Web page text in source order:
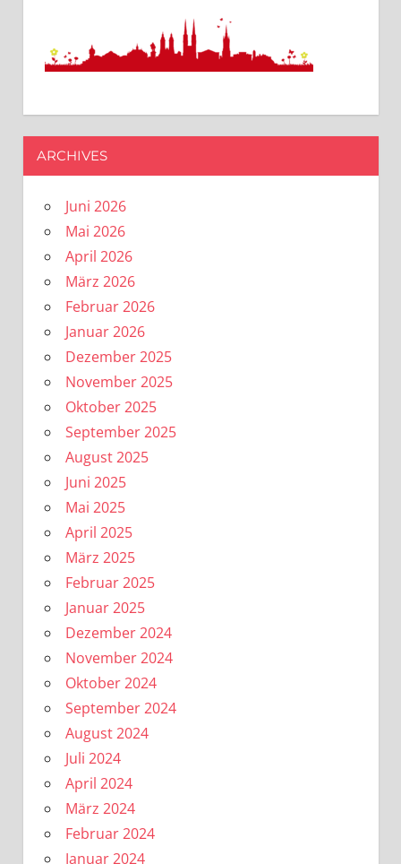
ARCHIVES
Juni 2026
Mai 2026
April 2026
März 2026
Februar 2026
Januar 2026
Dezember 2025
November 2025
Oktober 2025
September 2025
August 2025
Juni 2025
Mai 2025
April 2025
März 2025
Februar 2025
Januar 2025
Dezember 2024
November 2024
Oktober 2024
September 2024
August 2024
Juli 2024
April 2024
März 2024
Februar 2024
Januar 2024